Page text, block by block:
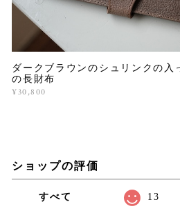
ダークブラウンのシュリンクの入
の長財布
¥30,800
ショップの評価
すべて 13